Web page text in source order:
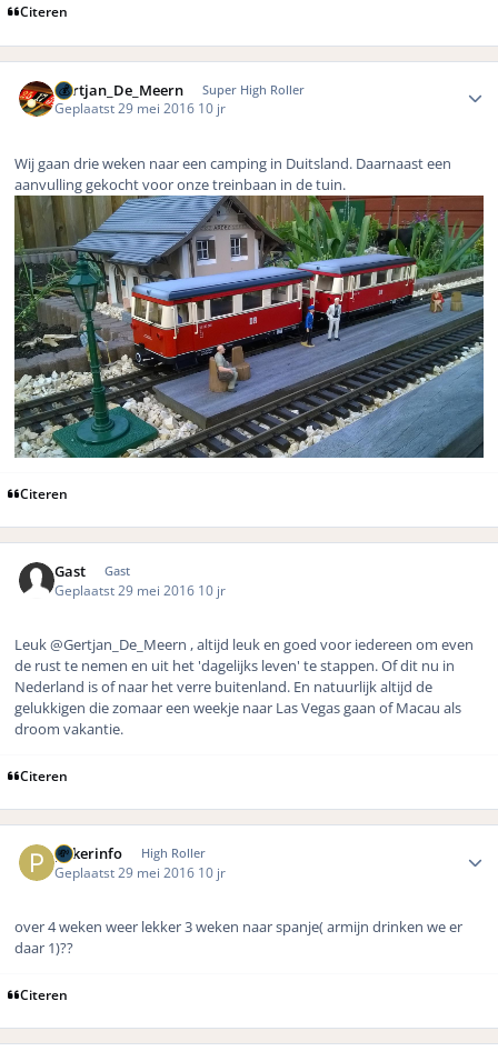
Citeren
Gertjan_De_Meern Super High Roller
Geplaatst 29 mei 2016 10 jr
Wij gaan drie weken naar een camping in Duitsland. Daarnaast een
aanvulling gekocht voor onze treinbaan in de tuin.
Citeren
Gast Gast
Geplaatst 29 mei 2016 10 jr
Leuk@Gertjan_De_Meern , altijd leuk en goed voor iedereen om even
de rust te nemen en uit het 'dagelijks leven' te stappen. Of dit nu in
Nederland is of naar het verre buitenland. En natuurlijk altijd de
gelukkigen die zomaar een weekje naar Las Vegas gaan of Macau als
droom vakantie.
Citeren
pokerinfo High Roller
Geplaatst 29 mei 2016 10 jr
over 4 weken weer lekker 3 weken naar spanje( armijn drinken we er
daar 1)??
Citeren